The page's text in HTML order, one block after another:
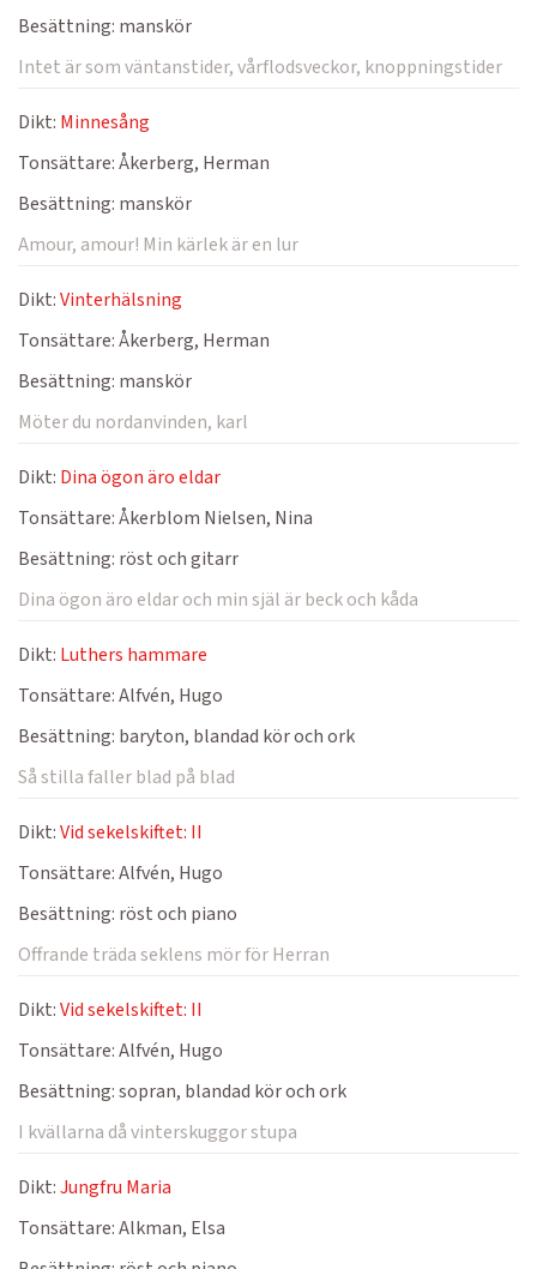
Besättning: manskör
Intet är som väntanstider, vårflodsveckor, knoppningstider
Dikt: Minnesång
Tonsättare:Åkerberg, Herman
Besättning: manskör
Amour, amour! Min kärlek är en lur
Dikt:Vinterhälsning
Tonsättare:Åkerberg, Herman
Besättning: manskör
Möter du nordanvinden, karl
Dikt: Dina ögon äro eldar
Tonsättare:Åkerblom Nielsen, Nina
Besättning: röst och gitarr
Dina ögon äro eldar och min själ är beck och kåda
Dikt: Luthers hammare
Tonsättare:Alfvén, Hugo
Besättning: baryton, blandad kör och ork
Så stilla faller blad på blad
Dikt:Vid sekelskiftet: II
Tonsättare:Alfvén, Hugo
Besättning: röst och piano
Offrande träda seklens mör för Herran
Dikt:Vid sekelskiftet: II
Tonsättare:Alfvén, Hugo
Besättning:sopran, blandad kör och ork
I kvällarna då vinterskuggor stupa
Dikt:Jungfru Maria
Tonsättare:Alkman, Elsa